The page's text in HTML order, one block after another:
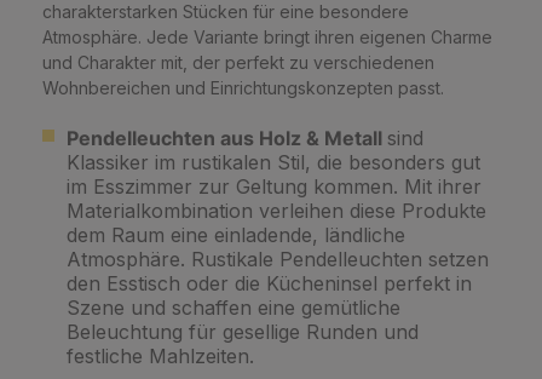
charakterstarken Stücken für eine besondere
Atmosphäre. Jede Variante bringt ihren eigenen Charme
und Charakter mit, der perfekt zu verschiedenen
Wohnbereichen und Einrichtungskonzepten passt.
Pendelleuchten aus Holz & Metall sind
Klassiker im rustikalen Stil, die besonders gut
im Esszimmer zur Geltung kommen. Mit ihrer
Materialkombination verleihen diese Produkte
dem Raum eine einladende, ländliche
Atmosphäre. Rustikale Pendelleuchten setzen
den Esstisch oder die Kücheninsel perfekt in
Szene und schaffen eine gemütliche
Beleuchtung für gesellige Runden und
festliche Mahlzeiten.